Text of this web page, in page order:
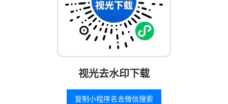
视光去水印下载
复制小程序名去微信搜索